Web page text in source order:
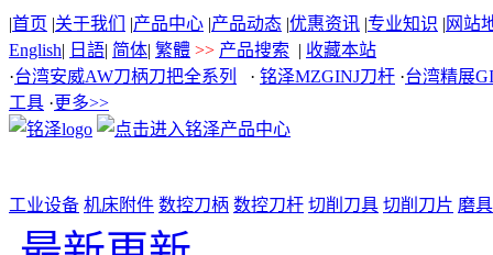
|首页 |关于我们 |产品中心 |产品动态 |优惠资讯 |专业知识 | 网站
English| 日語| 简体| 繁體 >> 产品搜索 | 收藏本站
·台湾安威AW刀柄刀把全系列 · 铭泽MZGINJ刀杆 ·台湾精展
工具 ·更多>>
工业设备 机床附件 数控刀柄 数控刀杆 切削刀具 切削刀片 磨